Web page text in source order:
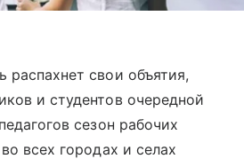
распахнет свои объятия,
и студентов очередной
сезон рабочих
всех городах и селах